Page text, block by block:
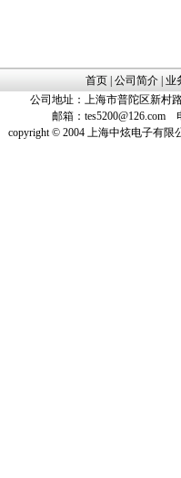
首页 公司简介 业
公司地址：上海市普陀区新村
邮箱： tes5200@126.com电
copyright © 2004 上海中炫电子有